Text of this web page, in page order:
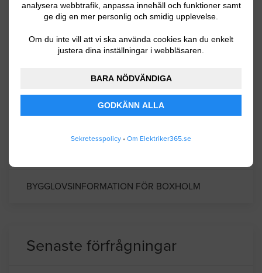
analysera webbtrafik, anpassa innehåll och funktioner samt
ge dig en mer personlig och smidig upplevelse.
Om du inte vill att vi ska använda cookies kan du enkelt
justera dina inställningar i webbläsaren.
BARA NÖDVÄNDIGA
GODKÄNN ALLA
Sekretesspolicy • Om Elektriker365.se
Boxholms kommun har ca 5300 invånare.
Sommen. Sommen är en av Sveriges större
klarvattensjöar och har en skärgårdslik miljö
med närmare 300 öar. Med en mer än 200-
bildat stommen i traktens näringsliv.
BYGGLOVSINFORMATION FÖR BOXHOLM
Senaste förfrågningar